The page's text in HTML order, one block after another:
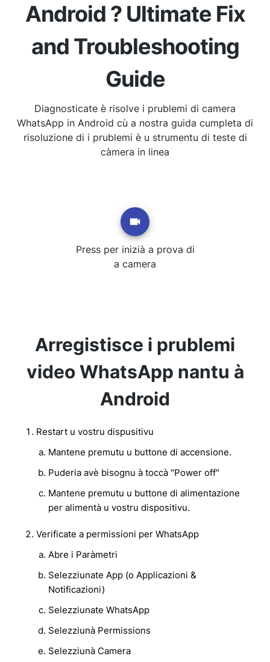
Android ? Ultimate Fix
and Troubleshooting
Guide
Diagnosticate è risolve i prublemi di camera
WhatsApp in Android cù a nostra guida cumpleta di
risoluzione di i prublemi è u strumentu di teste di
càmera in linea
Press per inizià a prova di
a camera
Arregistisce i prublemi
video WhatsApp nantu à
Android
Restart u vostru dispusitivu
Mantene premutu u buttone di accensione.
Puderia avè bisognu à toccà "Power off"
Mantene premutu u buttone di alimentazione
per alimentà u vostru dispositivu.
Verificate a permissioni per WhatsApp
Abre i Paràmetri
Selezziunate App (o Applicazioni &
Notificazioni)
Selezziunate WhatsApp
Selezziunà Permissions
Selezziunà Camera